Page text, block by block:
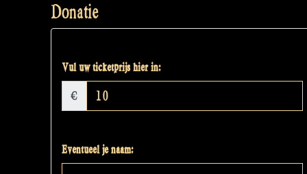
Donatie
Vul uw ticketprijs hier in:
€
Eventueel je naam: